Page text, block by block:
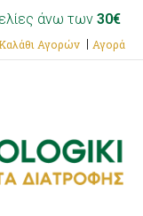
άνω των 30€
Καλάθι Αγορών Αγορά